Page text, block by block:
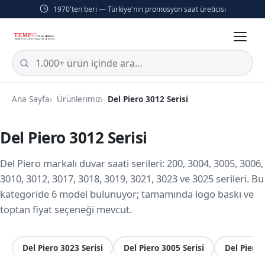
1970'ten beri — Türkiye'nin promosyon saat üreticisi
Ana Sayfa Ürünlerimiz Del Piero 3012 Serisi
Del Piero 3012 Serisi
Del Piero markalı duvar saati serileri: 200, 3004, 3005, 3006,
3010, 3012, 3017, 3018, 3019, 3021, 3023 ve 3025 serileri. Bu
kategoride 6 model bulunuyor; tamamında logo baskı ve
toptan fiyat seçeneği mevcut.
Del Piero 3023 Serisi Del Piero 3005 Serisi Del Piero